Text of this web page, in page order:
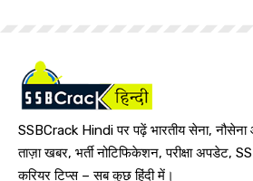
SSBCrack Hindi पर पढ़ें भारतीय सेना,
ताज़ा खबर, भर्ती नोटिफिकेशन, परीक्षा अपडेट,
करियर टिप्स – सब कुछ हिंदी में।